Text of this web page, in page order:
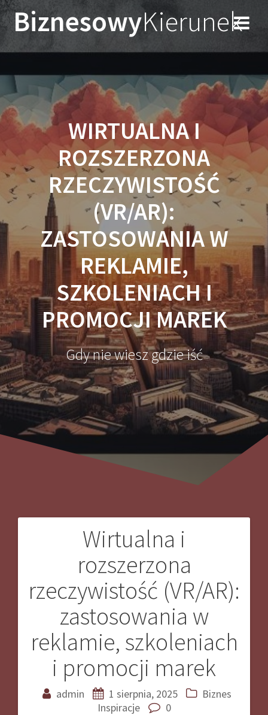
Przejdź
do
treści
BiznesowyKierunek
WIRTUALNA I
ROZSZERZONA
RZECZYWISTOŚĆ
(VR/AR):
ZASTOSOWANIA W
REKLAMIE,
SZKOLENIACH I
PROMOCJI MAREK
Gdy nie wiesz gdzie iść
Wirtualna i
rozszerzona
rzeczywistość (VR/AR):
zastosowania w
reklamie, szkoleniach
i promocji marek
admin 1 sierpnia, 2025
Biznes
Inspiracje
0
Nawigacja